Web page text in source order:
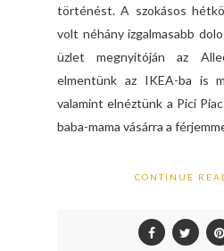
történést. A szokásos
volt néhány izgalmasabb
üzlet megnyitóján az
elmentünk az IKEA-ba is
valamint elnéztünk a Pici
baba-mama vásárra a
CONTINUE